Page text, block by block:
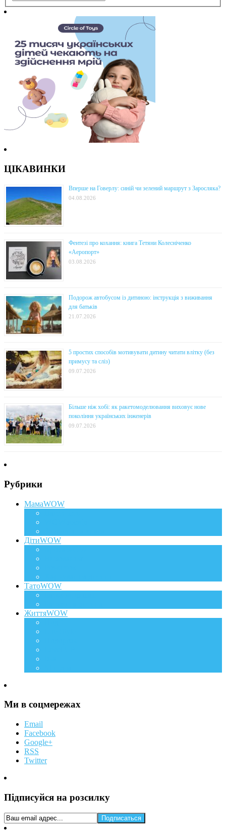
ЦІКАВИНКИ
Вперше на Говерлу: синій чи зелений маршрут з Заросляка?
04.08.2026
Фентезі про кохання: книга Тетяни Колесніченко
«Аеропорт»
03.08.2026
Подорож автобусом із дитиною: інструкція з виживання
для батьків
21.07.2026
5 простих способів мотивувати дитину читати влітку (без
примусу та сліз)
09.07.2026
Більше ніж хобі: як ракетомоделювання виховує нове
покоління українських інженерів
09.07.2026
Рубрики
МамаWOW
ДітиWOW
ТатоWOW
ЖиттяWOW
Ми в соцмережах
Email
Facebook
Google+
RSS
Twitter
Підписуйся на розсилку